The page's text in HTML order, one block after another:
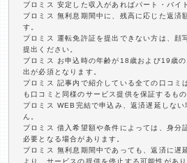
プロミス 安定した収入があればパート・バイ
プロミス 無利息期間中に、残高に応じた返済
す。
プロミス 運転免許証を提出できない方は、顔
提出ください。
プロミス お申込時の年齢が18歳および19歳
出が必須となります。
プロミス 記事内で紹介している全ての口コミ
も口コミと同様のサービス提供を保証するも
プロミス WEB完結で申込み、返済遅延しな
ん。
プロミス 借入希望額や条件によっては、身分
必要となる場合があります。
プロミス 無利息期間中であっても、返済に遅
より、サービスの提供を停止する可能性があり